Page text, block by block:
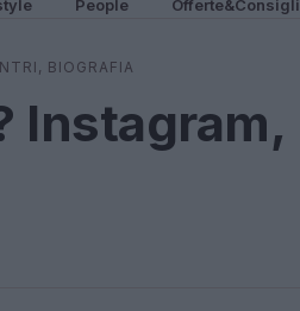
People Offerte&Consigli
BIOGRAFIA
Instagram,